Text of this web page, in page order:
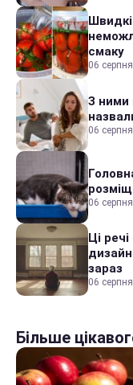
смаку
06
З ними
06
06
Ці
зараз
06
Більше